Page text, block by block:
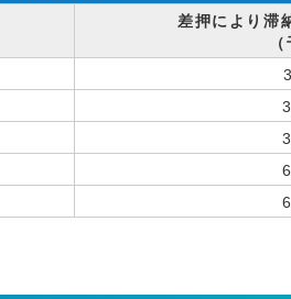
差押により滞